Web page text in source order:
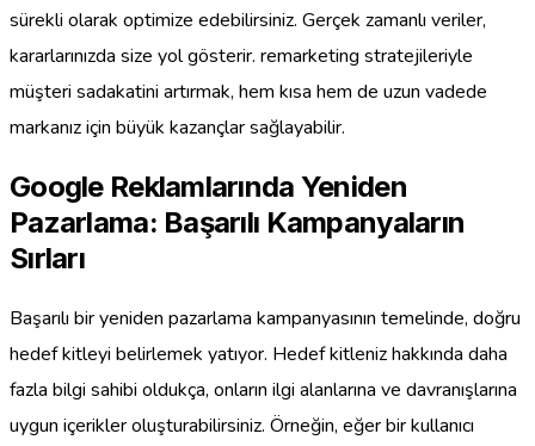
sürekli olarak optimize edebilirsiniz. Gerçek zamanlı veriler,
kararlarınızda size yol gösterir. remarketing stratejileriyle
müşteri sadakatini artırmak, hem kısa hem de uzun vadede
markanız için büyük kazançlar sağlayabilir.
Google Reklamlarında Yeniden
Pazarlama: Başarılı Kampanyaların
Sırları
Başarılı bir yeniden pazarlama kampanyasının temelinde, doğru
hedef kitleyi belirlemek yatıyor. Hedef kitleniz hakkında daha
fazla bilgi sahibi oldukça, onların ilgi alanlarına ve davranışlarına
uygun içerikler oluşturabilirsiniz. Örneğin, eğer bir kullanıcı